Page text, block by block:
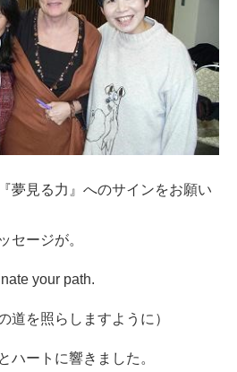
夢見る力』へのサインをお願い
セージが。
your path.
道を照らしますように）
ハートに響きました。